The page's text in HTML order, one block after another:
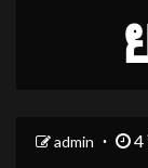
admin 4